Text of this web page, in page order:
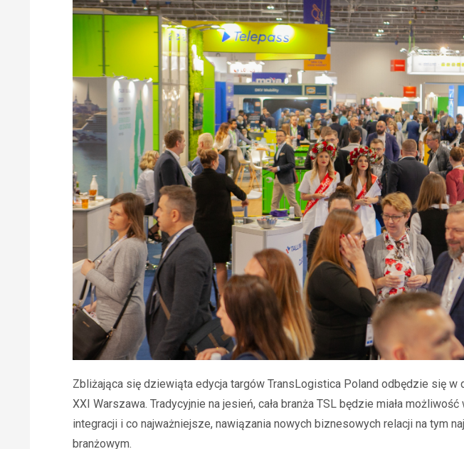
Zbliżająca się dziewiąta edycja targów TransLogistica Poland odbędzie się w
XXI Warszawa. Tradycyjnie na jesień, cała branża TSL będzie miała
integracji i co najważniejsze, nawiązania nowych biznesowych relacji na tym
branżowym.